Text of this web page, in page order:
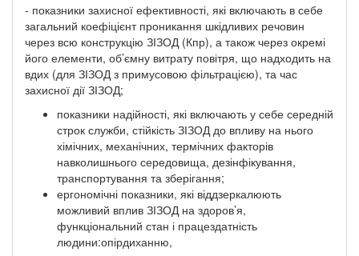
- показники захисної ефективності, які включають в себе
загальний коефіцієнт проникання шкідливих речовин
через всю конструкцію ЗІЗОД (Кпр), а також через окремі
його елементи, об’ємну витрату повітря, що надходить на
вдих (для ЗІЗОД з примусовою фільтрацією), та час
захисної дії ЗІЗОД;
показники надійності, які включають у себе середній
строк служби, стійкість ЗІЗОД до впливу на нього
хімічних, механічних, термічних факторів
навколишнього середовища, дезінфікування,
транспортування та зберігання;
ергономічні показники, які віддзеркалюють
можливий вплив ЗІЗОД на здоров’я,
функціональний стан і працездатність
людини:опірдиханню,